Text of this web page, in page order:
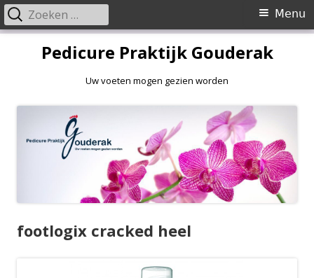
Pedicure Praktijk Gouderak
Uw voeten mogen gezien worden
Primair
menu
Menu
Zoeken
naar:
footlogix cracked heel